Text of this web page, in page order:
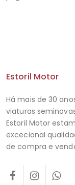
Estoril Motor
Há mais de 30
viaturas
Estoril Motor
excecional
de compra e